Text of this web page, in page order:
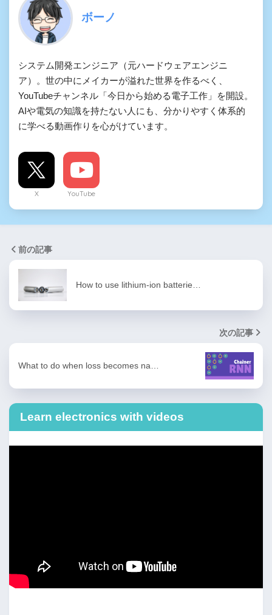
ボーノ
システム開発エンジニア（元ハードウェアエンジニ
ア）。世の中にメイカーが溢れた世界を作るべく、
YouTubeチャンネル「今日から始める電子工作」を開設。
AIや電気の知識を持たない人にも、分かりやすく体系的
に学べる動画作りを心がけています。
X YouTube
前の記事
How to use lithium-ion batterie…
次の記事
What to do when loss becomes na…
Learn electronics with videos